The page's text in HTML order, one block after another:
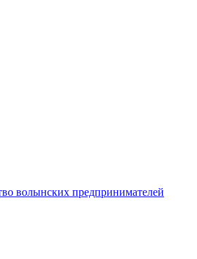
волынских предпринимателей